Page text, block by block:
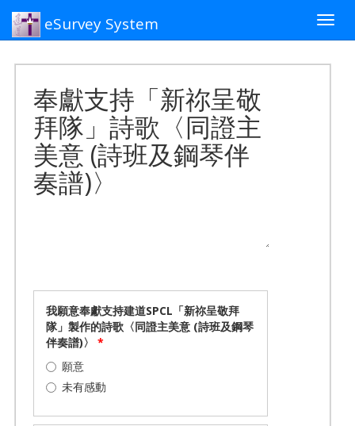
eSurvey System
奉獻支持「新祢呈敬
拜隊」詩歌〈同證主
美意 (詩班及鋼琴伴
奏譜)〉
我願意奉獻支持建道SPCL「新祢呈敬拜
隊」製作的詩歌〈同證主美意 (詩班及鋼琴
伴奏譜)〉
*
願意
未有感動